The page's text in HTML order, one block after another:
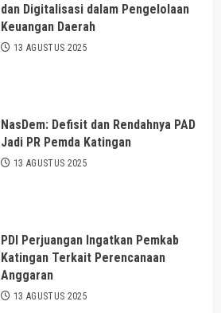
dan Digitalisasi dalam Pengelolaan
Keuangan Daerah
13 AGUSTUS 2025
NasDem: Defisit dan Rendahnya PAD
Jadi PR Pemda Katingan
13 AGUSTUS 2025
PDI Perjuangan Ingatkan Pemkab
Katingan Terkait Perencanaan
Anggaran
13 AGUSTUS 2025